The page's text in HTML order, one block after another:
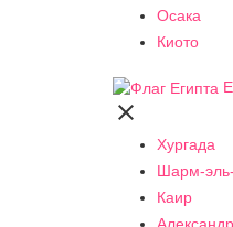
Осака
Киото

Хургада
Шарм-
Каир